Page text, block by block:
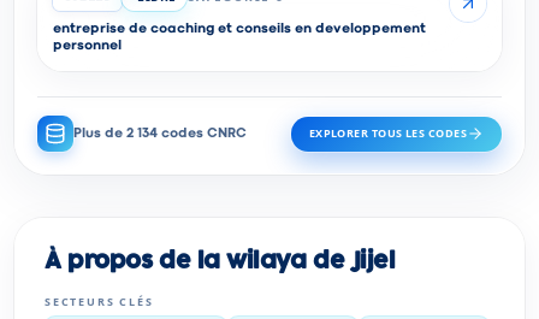
entreprise de coaching et conseils en developpement
personnel
Plus de 2 134 codes CNRC EXPLORER TOUS LES CODES
À propos de la wilaya de Jijel
SECTEURS CLÉS